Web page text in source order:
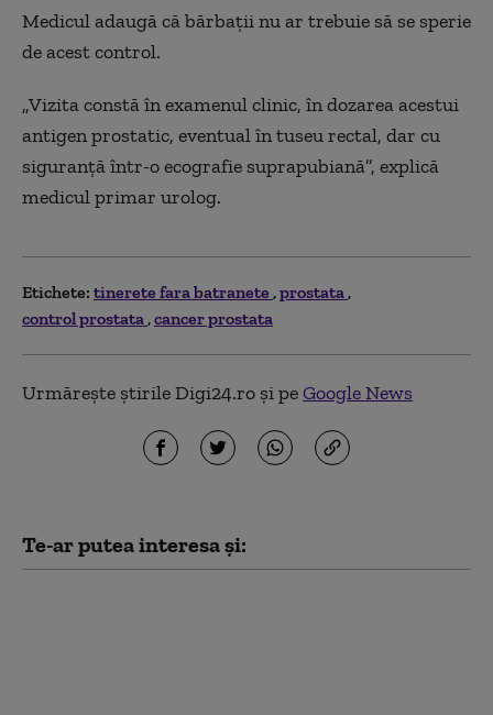
Medicul adaugă că bărbații nu ar trebuie să se sperie
de acest control.
„Vizita constă în examenul clinic, în dozarea acestui
antigen prostatic, eventual în tuseu rectal, dar cu
siguranță într-o ecografie suprapubiană”, explică
medicul primar urolog.
Etichete: tinerete fara batranete prostata
control prostata cancer prostata
Urmărește știrile Digi24.ro și peGoogle News
Te-ar putea interesa și: